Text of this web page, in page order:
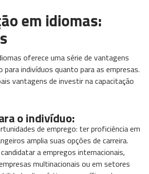
em idiomas:
oferece uma série de vantagens
indivíduos quanto para as empresas.
vantagens de investir na capacitação
o indivíduo:
de emprego: ter proficiência em
amplia suas opções de carreira.
a empregos internacionais,
multinacionais ou em setores